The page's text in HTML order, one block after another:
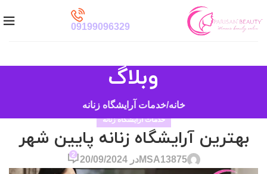
09199096329
وبلاگ
خانه خدمات آرایشگاه زنانه
خدمات آرایشگاه زنانه
بهترین آرایشگاه زنانه پایین شهر
MSA13875در 20/09/2024
2